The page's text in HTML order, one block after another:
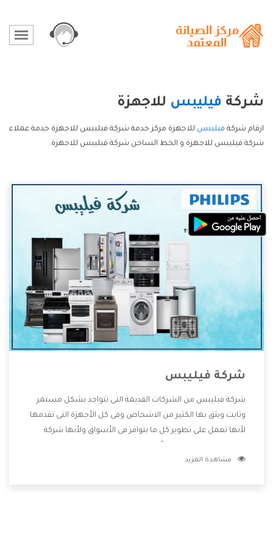
شركة فيليبس للاجهزة
ارقام شركة فيليبس للاجهزة مركز خدمة شركة فيليبس للاجهزة خدمة عملاء
شركة فيليبس للاجهزة و الخط الساخن شركة فيليبس للاجهزة.
شركة فيليبس
شركة فيليبس من الشركات القديمة التى تتواجد بشكل مستمر
وثابت ويثق بها الكثير من الاشخاص وفى كل الأجهزة التى تقدمها
لأنها تعمل على تطوير كل ما يتوافر فى الأسواق ولأنها شركة
وتقدم للعملاء أقوى العروض والخصومات التى تسهل على
مشاهدة المزيد